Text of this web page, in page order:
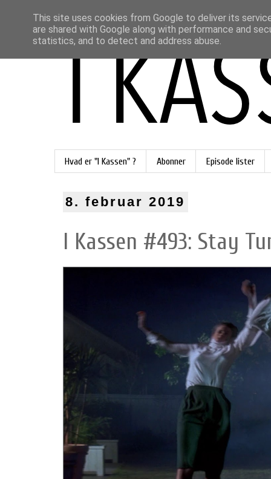
Hvad er "I Kassen" ? Abonner Episode lister
8. februar 2019
I Kassen #493: Stay
This site uses cookies from Google to deliver its
are shared with Google along with performance and
statistics, and to detect and address abuse.